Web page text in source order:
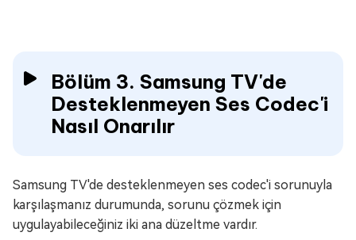
Bölüm 3. Samsung TV'de
Desteklenmeyen Ses Codec'i
Nasıl Onarılır
Samsung TV'de desteklenmeyen ses codec'i sorunuyla
karşılaşmanız durumunda, sorunu çözmek için
uygulayabileceğiniz iki ana düzeltme vardır.